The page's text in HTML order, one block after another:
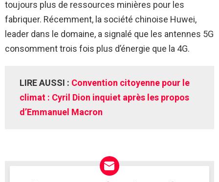
toujours plus de ressources minières pour les
fabriquer. Récemment, la société chinoise Huwei,
leader dans le domaine, a signalé que les antennes 5G
consomment trois fois plus d’énergie que la 4G.
LIRE AUSSI : Convention citoyenne pour le
climat : Cyril Dion inquiet après les propos
d’Emmanuel Macron